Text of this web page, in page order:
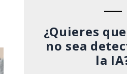
¿Quieres
no sea
la